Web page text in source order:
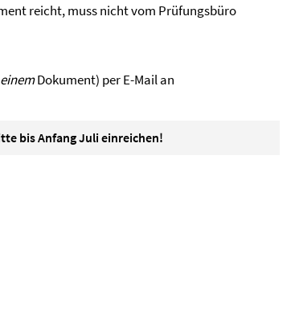
reicht, muss nicht vom Prüfungsbüro
einemDokument) per E-Mail an
bis Anfang Juli einreichen!